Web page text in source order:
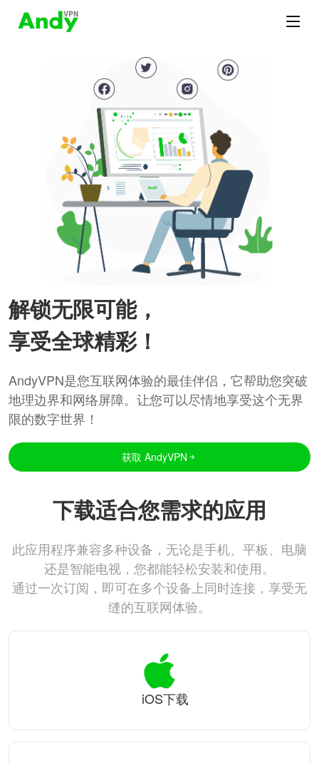
解锁无限可能，
享受全球精彩！
AndyVPN是您互联网体验的最佳伴侣，它帮助您突破
地理边界和网络屏障。让您可以尽情地享受这个无界
限的数字世界！
获取 AndyVPN
下载适合您需求的应用
此应用程序兼容多种设备，无论是手机、平板、电脑
还是智能电视，您都能轻松安装和使用。
通过一次订阅，即可在多个设备上同时连接，享受无
缝的互联网体验。
iOS下载